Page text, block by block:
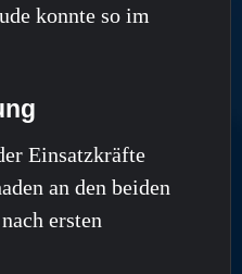
konnte so im
Einsatzkräfte
an den beiden
ersten